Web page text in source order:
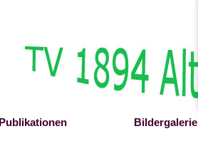
▼
Publikationen ▼
Bildergalerie